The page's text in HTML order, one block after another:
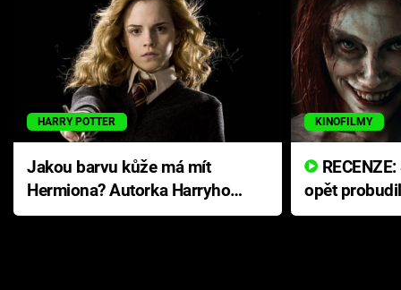
HARRY POTTER
Jakou barvu kůže má mít
Hermiona? Autorka Harryho
Pottera přišla s ráznou
KINOFILMY
opět
přichází s